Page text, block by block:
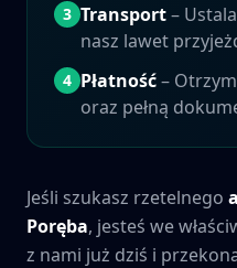
3 Transport–
nasz lawet
4 Płatność–
oraz pełną
Jeśli szukasz rzetelnego
Poręba, jesteś we
z nami już dziś i